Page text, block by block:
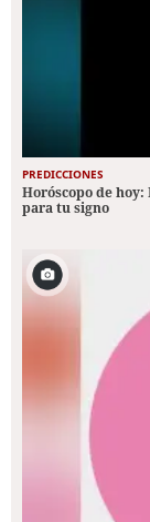
PREDICCIONES
Horóscopo de
para tu signo